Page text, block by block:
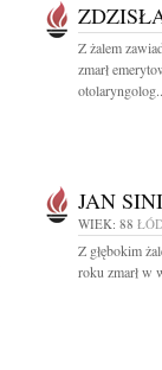
Z żalem
zmarł
JAN
WIEK: 88
Z głębokim
roku zmarł w